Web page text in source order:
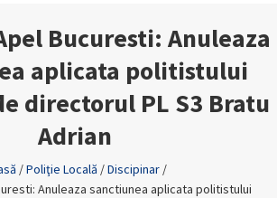
Bucuresti: Anuleaza
aplicata politistului
directorul PL S3 Bratu
Adrian
/Poliţie Locală /Discipinar/
Anuleaza sanctiunea aplicata politistului